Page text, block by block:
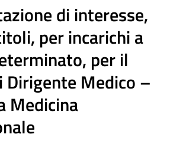
di interesse,
per incarichi a
per il
Medico –
Medicina